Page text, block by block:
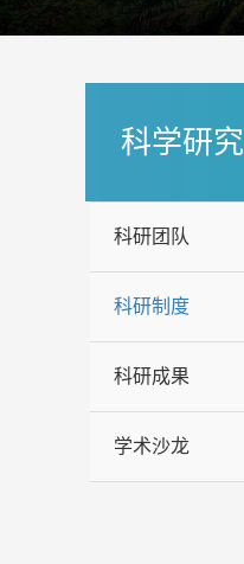
科学研究
科研团队
科研制度
科研成果
学术沙龙